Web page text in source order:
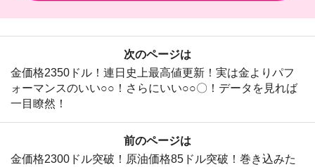
前のページは
金価格2300ドル突破！原油価格85ドル突破！巻き込みた
次のページは
金価格2350ドル！連日史上最高値更新！実は金よりパフ
ォーマンスのいい○○！さらにいい○○〇！データを見れば
一目瞭然！